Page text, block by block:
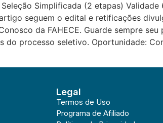
Simplificada (2 etapas)
seguem o edital e retificações
da FAHECE. Guarde sempre
processo seletivo. Oportunidade:
Legal
Termos de Uso
Programa de Afiliado